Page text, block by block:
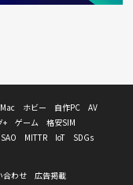
ホビー 自作PC
AV
+ ゲーム
格安SIM
SAO MITTR IoT
SDGs
合わせ 広告掲載